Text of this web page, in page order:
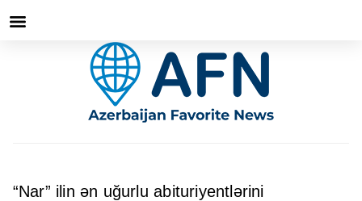
“Nar” ilin ən uğurlu abituriyentlərini